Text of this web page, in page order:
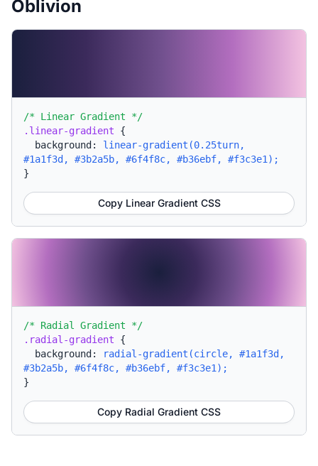
Oblivion
/* Linear Gradient */
.linear-gradient {
background: linear-gradient(0.25turn,
#1a1f3d, #3b2a5b, #6f4f8c, #b36ebf, #f3c3e1);
}
Copy Linear Gradient CSS
/* Radial Gradient */
.radial-gradient {
background:
radial-gradient(circle, #1a1f3d,
#3b2a5b, #6f4f8c, #b36ebf, #f3c3e1);
}
Copy Radial Gradient CSS